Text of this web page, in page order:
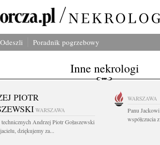
Odeszli Poradnik pogrzebowy
Inne nekrologi
PIOTR
WARSZAWA
Andrzej Piotr Gołaszewski
dziękujemy za...
WARSZAWA
Panu
współczucia